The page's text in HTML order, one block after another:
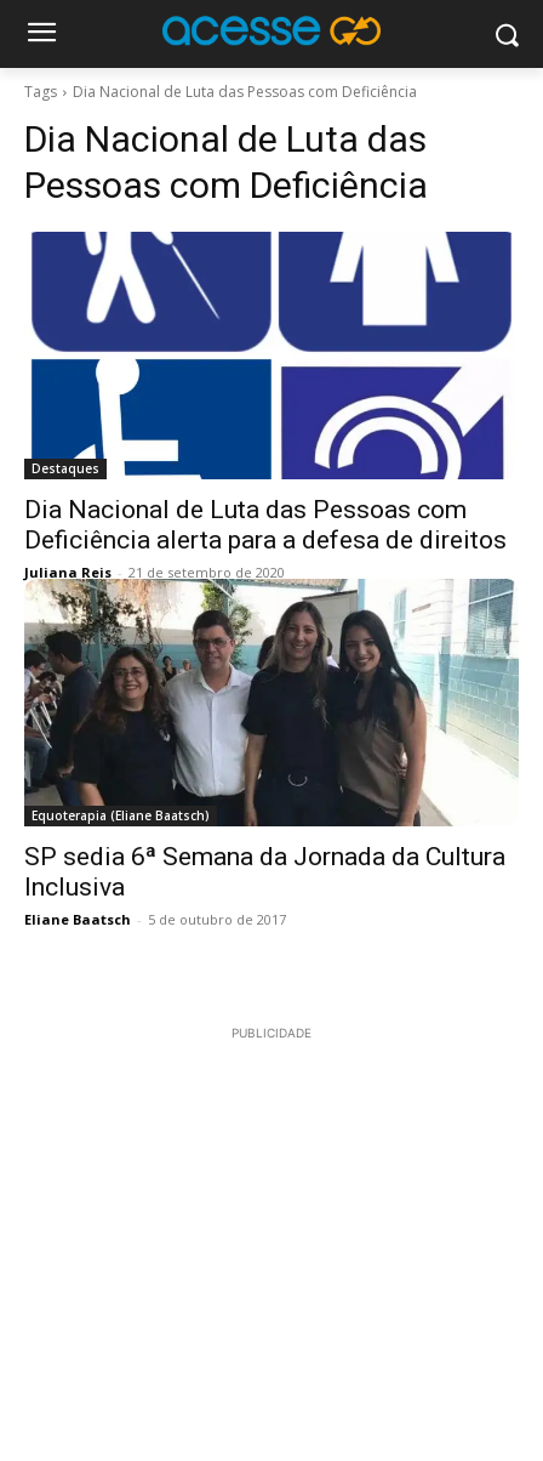
Tags Dia Nacional de Luta das Pessoas com Deficiência
Dia Nacional de Luta das
Pessoas com Deficiência
Destaques
Dia Nacional de Luta das Pessoas com
Deficiência alerta para a defesa de direitos
Juliana Reis - 21 de setembro de 2020
Equoterapia (Eliane Baatsch)
SP sedia 6ª Semana da Jornada da Cultura
Inclusiva
Eliane Baatsch - 5 de outubro de 2017
PUBLICIDADE